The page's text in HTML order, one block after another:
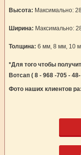
Высота: Максимально:
Ширина: Максимально:
Толщина: 6 мм, 8 мм, 10
*Для того чтобы
Вотсап ( 8 - 968 -705 -
Фото наших клиентов